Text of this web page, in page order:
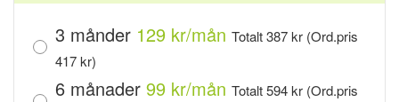
3 månder 129 kr/mån Totalt 387 kr (Ord.pris
417 kr)
6 månader 99 kr/mån Totalt 594 kr (Ord.pris